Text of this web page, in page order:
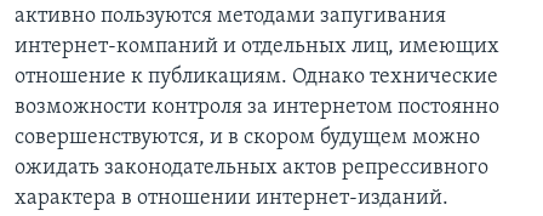
активно пользуются методами запугивания
интернет-компаний и отдельных лиц, имеющих
отношение к публикациям. Однако технические
возможности контроля за интернетом постоянно
совершенствуются, и в скором будущем можно
ожидать законодательных актов репрессивного
характера в отношении интернет-изданий.